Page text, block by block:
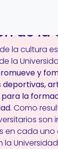
principal
de la
la cultura
la
y
deportivas,
la
. Como
son
en cada uno
la